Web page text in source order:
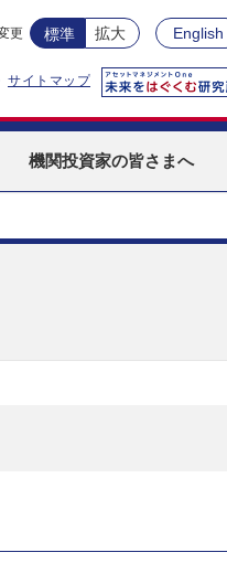
更 標準 拡大 English
サイトマップ
機関投資家の皆さまへ